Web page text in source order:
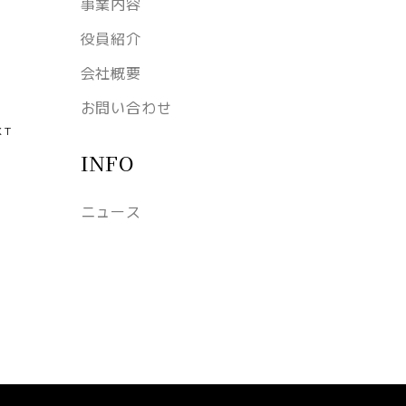
役員紹介
会社概要
お問い合わせ
INFO
ニュース